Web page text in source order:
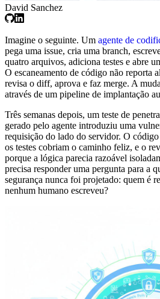
David Sanchez
Imagine o seguinte. Um agente de
pega uma issue, cria uma branch,
quatro arquivos, adiciona testes e abre
O escaneamento de código não reporta
revisa o diff, aprova e faz merge. A
através de um pipeline de implantação
Três semanas depois, um teste de
gerado pelo agente introduziu uma
requisição do lado do servidor. O
os testes cobriam o caminho feliz, e o
porque a lógica parecia razoável
precisa responder uma pergunta para a
segurança nunca foi projetado: quem é
nenhum humano escreveu?